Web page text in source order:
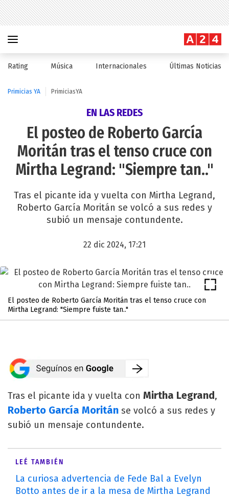
Rating Música Internacionales Últimas Noticias
Primicias YA PrimiciasYA
EN LAS REDES
El posteo de Roberto García
Moritán tras el tenso cruce con
Mirtha Legrand: "Siempre tan.."
Tras el picante ida y vuelta con Mirtha Legrand,
Roberto García Moritán se volcó a sus redes y
subió un mensaje contundente.
22 dic 2024, 17:21
El posteo de Roberto García Moritán tras el tenso cruce con
Mirtha Legrand: "Siempre fuiste tan.."
Tras el picante ida y vuelta con Mirtha Legrand,
Roberto García Moritán se volcó a sus redes y
subió un mensaje contundente.
LEÉ TAMBIÉN
La curiosa advertencia de Fede Bal a Evelyn
Botto antes de ir a la mesa de Mirtha Legrand